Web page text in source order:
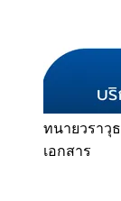
ทนายวราวุธ
เอกสาร